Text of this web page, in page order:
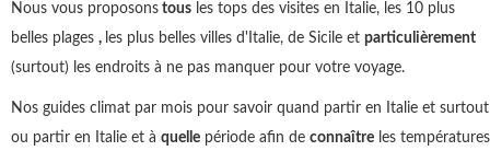
Nous vous proposons tous les tops des visites en Italie, les 10 plus
belles plages , les plus belles villes d'Italie, de Sicile et particulièrement
(surtout) les endroits à ne pas manquer pour votre voyage.
Nos guides climat par mois pour savoir quand partir en Italie et surtout
ou partir en Italie et à quelle période afin de connaître les températures